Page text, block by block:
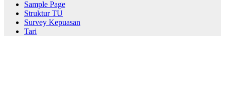
Sample Page
Struktur TU
Survey Kepuasan
Tari